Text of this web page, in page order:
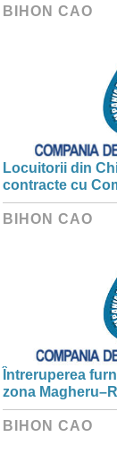
BIHON CAO
Locuitorii din
contracte cu
BIHON CAO
Întreruperea
zona
BIHON CAO